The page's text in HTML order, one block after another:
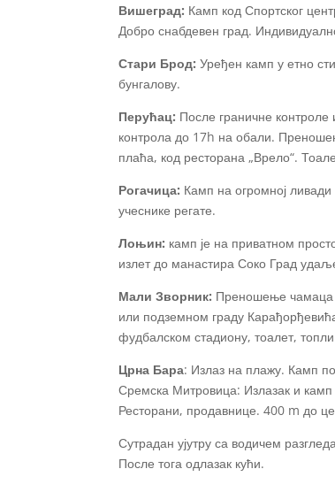
Вишеград: Камп код Спортског
Добро снабдевен град.
Стари Брод: Уређен камп у етно
бунгалову.
Перућац: После граничне контроле
контрола до 17h на обали.
плаћа, код ресторана „Врело“.
Рогачица: Камп на огромној
учеснике регате.
Лоњин: камп је на приватном
излет до манастира Соко Град
Мали Зворник: Преношење чамаца
или подземном граду
фудбалском стадиону, тоалет,
Црна Бара: Излаз на плажу. Камп
Сремска Митровица: Излазак и камп
Ресторани, продавнице. 400 m до
Сутрадан ујутру са водичем
После тога одлазак кући.